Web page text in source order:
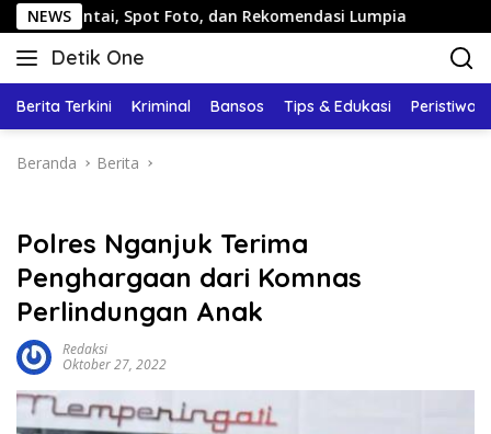
Langsung
ke
konten
NEWSFoto, dan Rekomendasi Lumpia Panduan
Detik One
Tajam
Fakta
Berita Terkini Kriminal Bansos Tips & Edukasi Peristiwa
Beranda Berita
Polres Nganjuk Terima
Penghargaan dari Komnas
Perlindungan Anak
Redaksi
Oktober 27, 2022